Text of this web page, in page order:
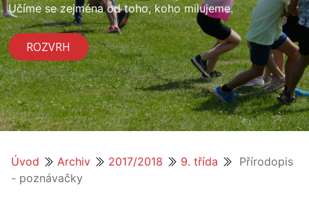
Učíme se zejména od toho, koho milujeme.
ROZVRH
Úvod Archiv 2017/2018 9. třída
Přírodopis
- poznávačky